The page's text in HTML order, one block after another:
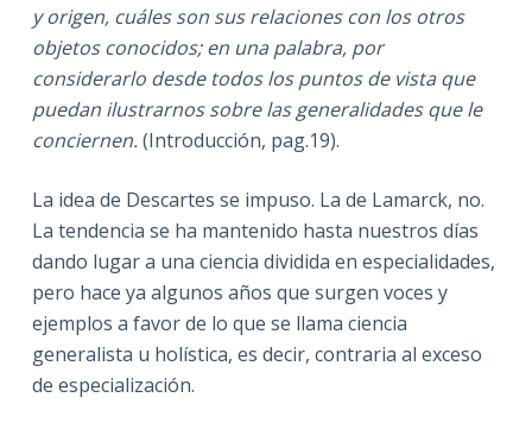
y origen, cuáles son sus relaciones con los otros
objetos conocidos; en una palabra, por
considerarlo desde todos los puntos de vista que
puedan ilustrarnos sobre las generalidades que le
conciernen.(Introducción, pag.19).
La idea de Descartes se impuso. La de Lamarck, no.
La tendencia se ha mantenido hasta nuestros días
dando lugar a una ciencia dividida en especialidades,
pero hace ya algunos años que surgen voces y
ejemplos a favor de lo que se llama ciencia
generalista u holística, es decir, contraria al exceso
de especialización.